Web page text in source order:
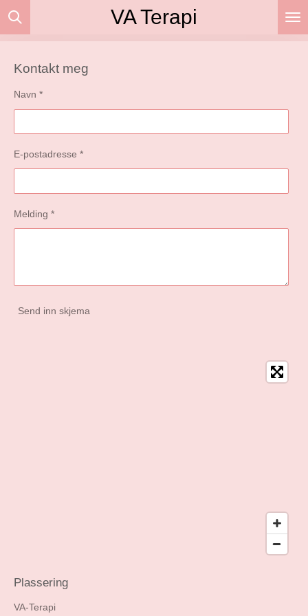
Gå
VA Terapi
Kontakt meg
Navn *
E-postadresse *
Melding *
Send inn skjema
Plassering
VA-Terapi